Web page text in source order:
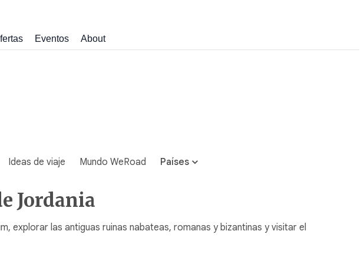
Eventos About
Ideas de viaje Mundo WeRoad Países
Jordania
explorar las antiguas ruinas nabateas, romanas y bizantinas y visitar el